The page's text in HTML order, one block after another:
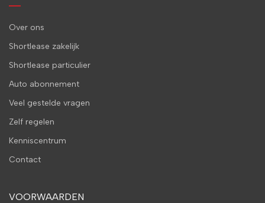
Over ons
Shortlease zakelijk
Shortlease particulier
Auto abonnement
Veel gestelde vragen
Zelf regelen
Kenniscentrum
Contact
VOORWAARDEN